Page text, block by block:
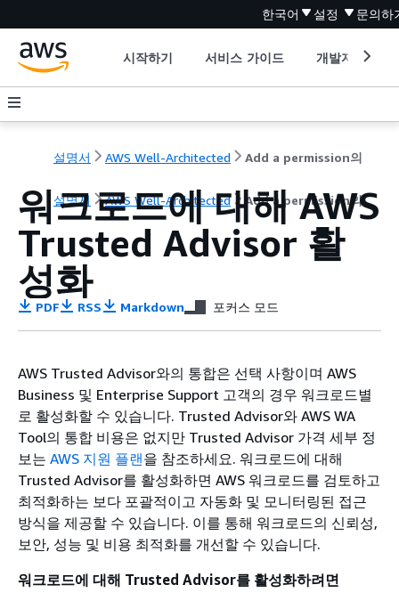
한국어 설정 문의하
시작하기 서비스 가이드 개발자 도구
설명서 AWS Well-Architected Add a permission의
설명서 AWS Well-Architected Add a permission의
워크로드에 대해 AWS
Trusted Advisor 활
성화
PDF RSS Markdown 포커스 모드
AWS Trusted Advisor와의 통합은 선택 사항이며 AWS
Business 및 Enterprise Support 고객의 경우 워크로드별
로 활성화할 수 있습니다. Trusted Advisor와 AWS WA
Tool의 통합 비용은 없지만 Trusted Advisor 가격 세부 정
보는 AWS 지원 플랜을 참조하세요. 워크로드에 대해
Trusted Advisor를 활성화하면 AWS 워크로드를 검토하고
최적화하는 보다 포괄적이고 자동화 및 모니터링된 접근
방식을 제공할 수 있습니다. 이를 통해 워크로드의 신뢰성,
보안, 성능 및 비용 최적화를 개선할 수 있습니다.
워크로드에 대해 Trusted Advisor를 활성화하려면